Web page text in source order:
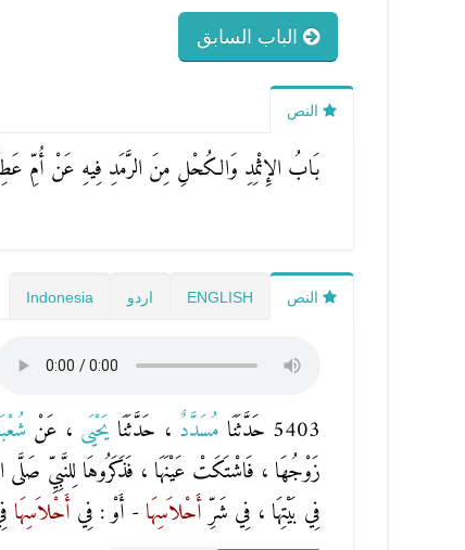
الباب السابق
النص
بَابُ الإِثْمِدِ وَالكُحْلِ مِنَ الرَّمَدِ فِيهِ عَنْ أُمِّ
النص ENGLISH اردو Indonesia
5403 حَدَّثَنَا مُسَدَّدٌ ، حَدَّثَنَا يَحْيَى ، عَنْ
زَوْجُهَا ، فَاشْتَكَتْ عَيْنَهَا ، فَذَكَرُوهَا لِلنَّبِيِّ
فِي بَيْتِهَا ، فِي شَرِّأَحْلاَسِهَا - أَوْ : فِي أَحْلاَسِهَا